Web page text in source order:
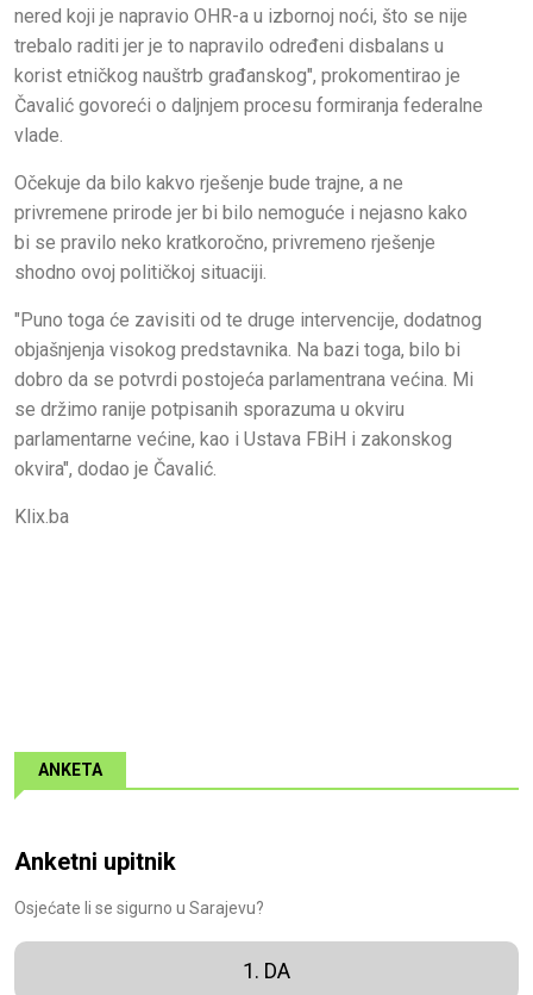
nered koji je napravio OHR-a u izbornoj noći, što se nije
trebalo raditi jer je to napravilo određeni disbalans u
korist etničkog nauštrb građanskog", prokomentirao je
Čavalić govoreći o daljnjem procesu formiranja federalne
vlade.
Očekuje da bilo kakvo rješenje bude trajne, a ne
privremene prirode jer bi bilo nemoguće i nejasno kako
bi se pravilo neko kratkoročno, privremeno rješenje
shodno ovoj političkoj situaciji.
"Puno toga će zavisiti od te druge intervencije, dodatnog
objašnjenja visokog predstavnika. Na bazi toga, bilo bi
dobro da se potvrdi postojeća parlamentrana većina. Mi
se držimo ranije potpisanih sporazuma u okviru
parlamentarne većine, kao i Ustava FBiH i zakonskog
okvira", dodao je Čavalić.
Klix.ba
ANKETA
Anketni upitnik
Osjećate li se sigurno u Sarajevu?
1. DA